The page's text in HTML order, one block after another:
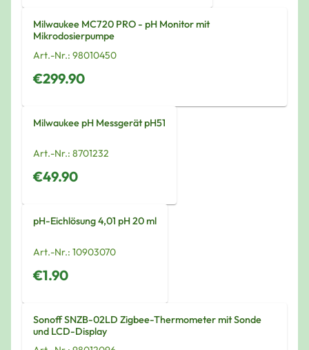
Milwaukee MC720 PRO - pH Monitor mit
Mikrodosierpumpe
Art.-Nr.: 98010450
€299.90
Milwaukee pH Messgerät pH51
Art.-Nr.: 8701232
€49.90
pH-Eichlösung 4,01 pH 20 ml
Art.-Nr.: 10903070
€1.90
Sonoff SNZB-02LD Zigbee-Thermometer mit Sonde
und LCD-Display